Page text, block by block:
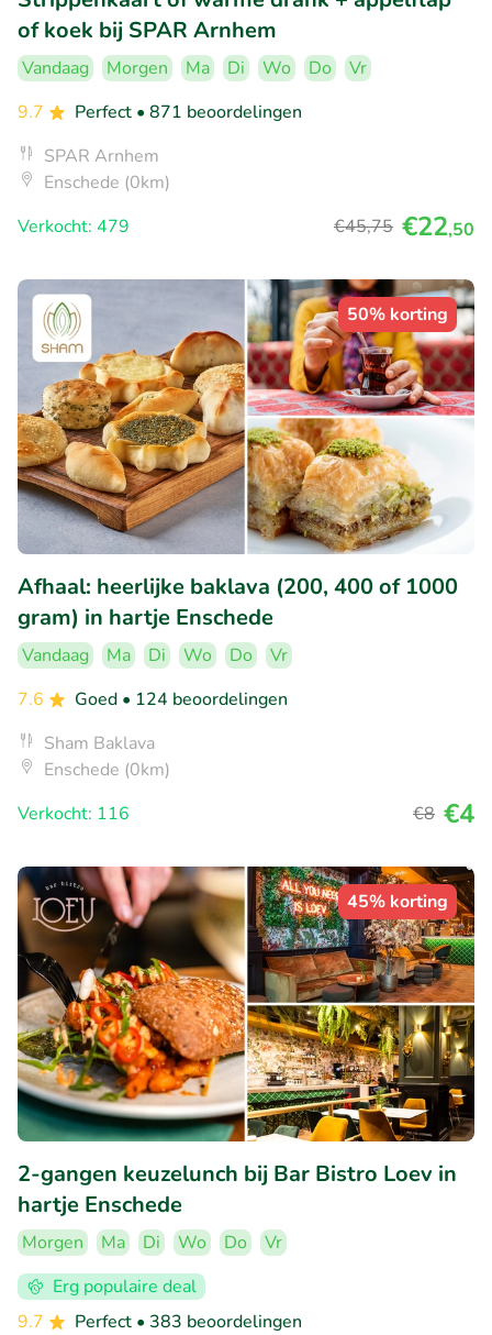
of koek bij SPAR Arnhem
Vandaag Morgen Ma Di Wo Do
Vr
9.7
Perfect • 871 beoordelingen
SPAR Arnhem
Enschede (0km)
Verkocht: 479
€45,75 €22,50
50% korting
Afhaal: heerlijke baklava (200, 400 of 1000
gram) in hartje Enschede
Vandaag Ma Di Wo Do
Vr
7.6
Goed • 124 beoordelingen
Sham Baklava
Enschede (0km)
Verkocht: 116
€8 €4
45% korting
2-gangen keuzelunch bij Bar Bistro Loev in
hartje Enschede
Morgen Ma Di Wo Do
Vr
Erg populaire deal
9.7
Perfect • 383 beoordelingen